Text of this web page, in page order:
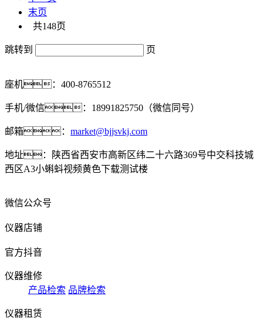
末页
共148页
跳转到 页
座机：400-8765512
手机/微信：18991825750（微信同号）
邮箱： market@bjjsvkj.com
地址：陕西省西安市高新区纬二十六路369号中交科技城
西区A3小蝌蚪视频黄色下载测试楼
微信公众号
仪器店铺
官方抖音
仪器维修
产品检索 品牌检索
仪器租赁